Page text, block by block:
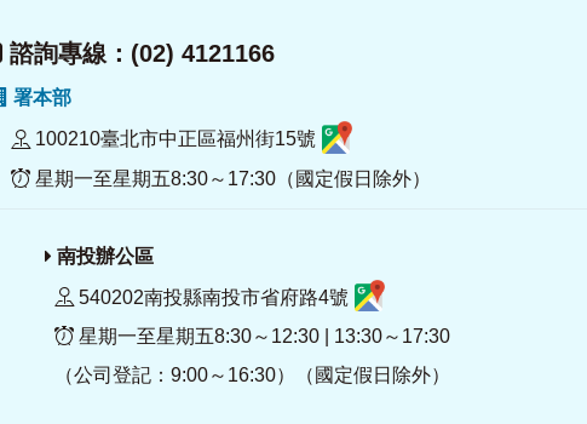
諮詢專線：(02) 4121166
署本部
100210臺北市中正區福州街15號
星期一至星期五8:30～17:30（國定假日除外）
南投辦公區
540202南投縣南投市省府路4號
星期一至星期五8:30～12:30 | 13:30～17:30
（公司登記：9:00～16:30）（國定假日除外）